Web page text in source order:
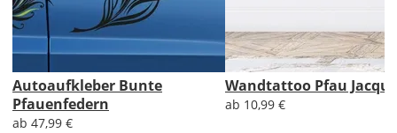
Economy
Deutschland
Mo., 17.08. -
Fr., 21.08.
Autoaufkleber Bunte
Pfauenfedern
ab 47,99 €
Wandtattoo Pfau
ab 10,99 €